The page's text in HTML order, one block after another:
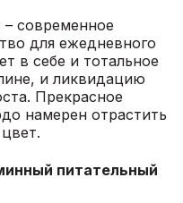
современное
для ежедневного
в себе и тотальное
и ликвидацию
Прекрасное
намерен отрастить
питательный